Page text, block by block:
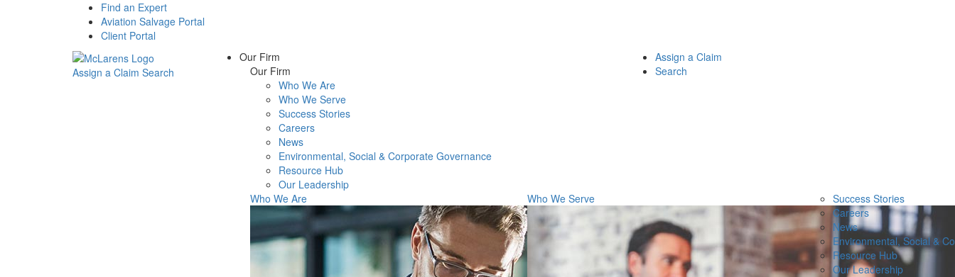
Find an Expert
Aviation Salvage Portal
Client Portal
Assign a Claim Search
Our Firm
Our Firm
Who We Are
Who We Serve
Success Stories
Careers
News
Environmental, Social & Corporate Governance
Resource Hub
Our Leadership
Who We Are
Who We Serve
Success Stories
Careers
News
Environmental, Social &
Resource Hub
Our Leadership
Assign a Claim
Search